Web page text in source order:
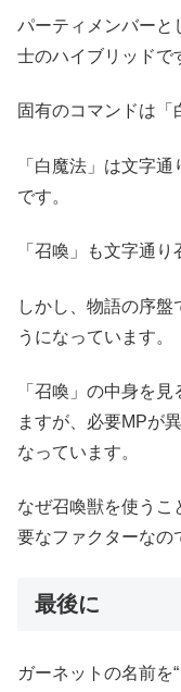
パーティメンバーと
士のハイブリッドで
固有のコマンドは「
「白魔法」は文字
です。
「召喚」も文字通
しかし、物語の序盤
うになっています。
「召喚」の中身を
ますが、必要MPが
なっています。
なぜ召喚獣を使うこ
要なファクターなの
最後に
ガーネットの名前を